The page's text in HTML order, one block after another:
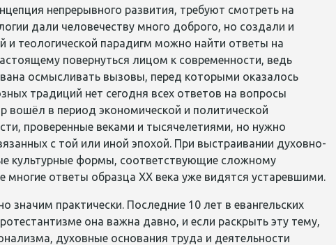
непрерывного развития, требуют смотреть на
дали человечеству много доброго, но создали и
и теологической парадигм можно найти ответы на
повернуться лицом к современности, ведь
осмысливать вызовы, перед которыми оказалось
традиций нет сегодня всех ответов на вопросы
вошёл в период экономической и политической
проверенные веками и тысячелетиями, но нужно
с той или иной эпохой. При выстраивании духовно-
культурные формы, соответствующие сложному
многие ответы образца XX века уже видятся устаревшими.
значим практически. Последние 10 лет в евангельских
она важна давно, и если раскрыть эту тему,
духовные основания труда и деятельности